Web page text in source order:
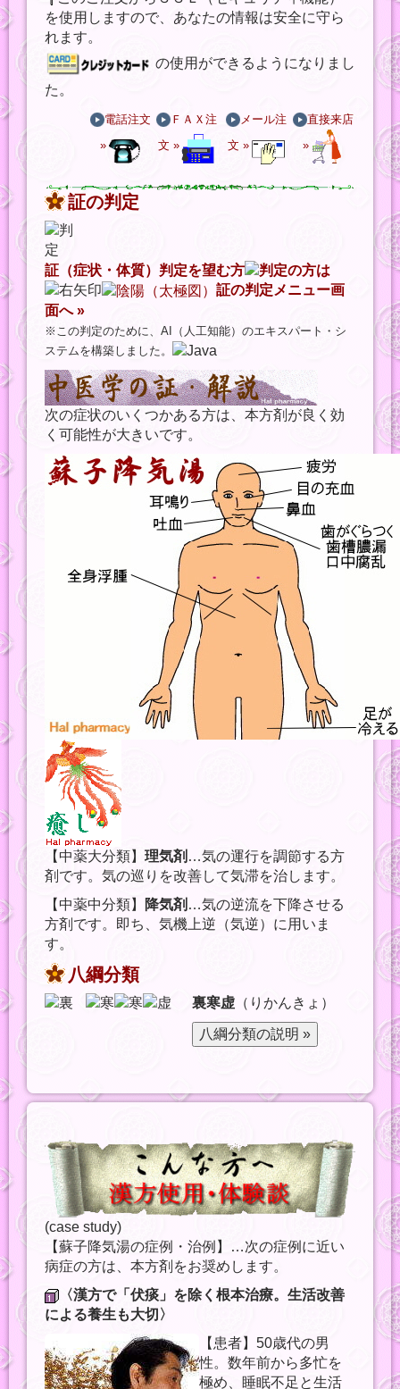
を使用しますので、あなたの情報は安全に守ら
れます。
の使用ができるようになりまし
た。
電話注文
»
ＦＡＸ注
文 »
メール注
文 »
直接来店
»
証の判定
証（症状・体質）判定を望む方
は
証の判定メニュー画
面へ »
※この判定のために、AI（人工知能）のエキスパート・シ
ステムを構築しました。
次の症状のいくつかある方は、本方剤が良く効
く可能性が大きいです。
【中薬大分類】 理気剤 …気の運行を調節する方
剤です。気の巡りを改善して気滞を治します。
【中薬中分類】
降気剤 …気の逆流を下降させる
方剤です。即ち、気機上逆（気逆）に用いま
す。
八綱分類
裏寒虚 （りかんきょ）
(case study)
【蘇子降気湯の症例・治例】…次の症例に近い
病症の方は、本方剤をお奨めします。
〈漢方で「伏痰」を除く根本治療。生活改善
による養生も大切〉
【患者】50歳代の男
性。数年前から多忙を
極め、睡眠不足と生活